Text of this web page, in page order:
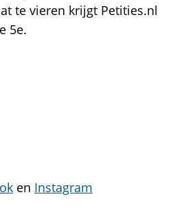
te vieren krijgt Petities.nl
5e.
en Instagram